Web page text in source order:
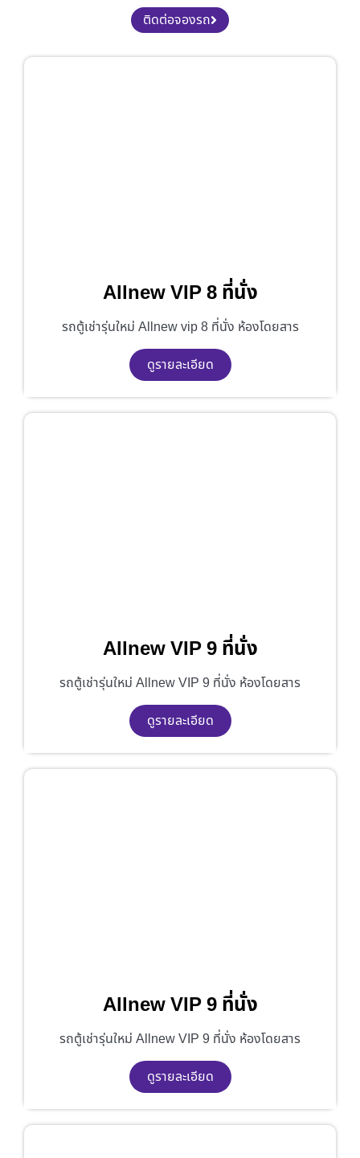
ติดต่อจองรถ
Allnew VIP 8 ที่นั่ง
รถตู้เช่ารุ่นใหม่ Allnew vip 8 ที่นั่ง ห้องโดยสาร
ดูรายละเอียด
Allnew VIP 9 ที่นั่ง
รถตู้เช่ารุ่นใหม่ Allnew VIP 9 ที่นั่ง ห้องโดยสาร
ดูรายละเอียด
Allnew VIP 9 ที่นั่ง
รถตู้เช่ารุ่นใหม่ Allnew VIP 9 ที่นั่ง ห้องโดยสาร
ดูรายละเอียด